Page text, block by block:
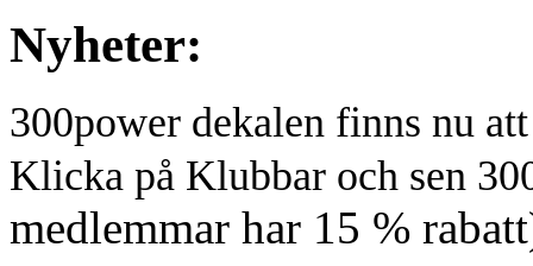
Nyheter:
300power dekalen finns nu
Klicka på Klubbar och sen
medlemmar har 15 %